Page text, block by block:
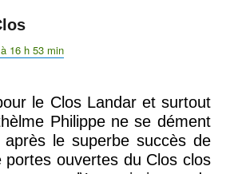
16 h 53 min
le Clos Landar et surtout
Philippe ne se dément
le superbe succès de
portes ouvertes du Clos clos